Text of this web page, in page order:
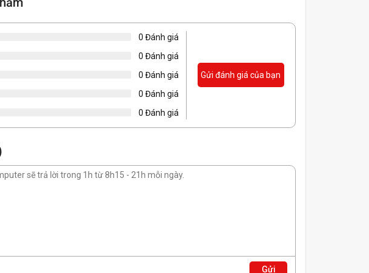
0 Đánh giá
0 Đánh giá
0 Đánh giá
0 Đánh giá
0 Đánh giá
Gửi đánh giá của bạn
Gửi